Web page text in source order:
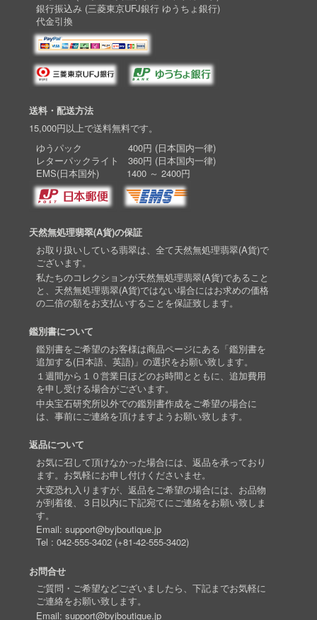
銀行振込み (三菱東京UFJ銀行 ゆうちょ銀行)
代金引換
送料・配送方法
15,000円以上で送料無料です。
ゆうパック 400円 (日本国内一律)
レターパックライト 360円 (日本国内一律)
EMS(日本国外) 1400 ～ 2400円
天然無処理翡翠(A貨)の保証
お取り扱いしている翡翠は、全て天然無処理翡翠(A貨)で
ございます。
私たちのコレクションが天然無処理翡翠(A貨)であること
と、天然無処理翡翠(A貨)ではない場合にはお求めの価格
の二倍の額をお支払いすることを保証致します。
鑑別書について
鑑別書をご希望のお客様は商品ページにある「鑑別書を
追加する(日本語、英語)」の選択をお願い致します。
１週間から１０営業日ほどのお時間とともに、追加費用
を申し受ける場合がございます。
中央宝石研究所以外での鑑別書作成をご希望の場合に
は、事前にご連絡を頂けますようお願い致します。
返品について
お気に召して頂けなかった場合には、返品を承っており
ます。お気軽にお申し付けくださいませ。
大変恐れ入りますが、返品をご希望の場合には、お品物
が到着後、３日以内に下記宛てにご連絡をお願い致しま
す。
Email: support@byjboutique.jp
Tel : 042-555-3402(+81-42-555-3402)
お問合せ
ご質問・ご希望などございましたら、下記までお気軽に
ご連絡をお願い致します。
Email: support@byjboutique.jp